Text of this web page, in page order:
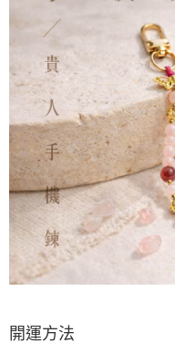
開運方法